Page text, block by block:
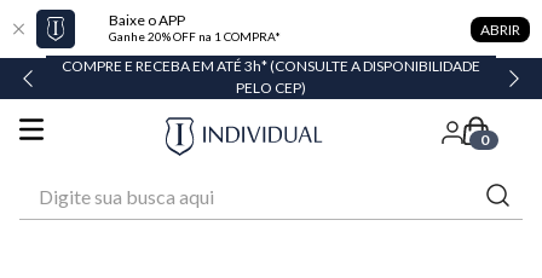
Baixe o APP
Ganhe 20% OFF na 1 COMPRA* ABRIR
COMPRE E RECEBA EM ATÉ 3h* (CONSULTE A DISPONIBILIDADE
PELO CEP)
0